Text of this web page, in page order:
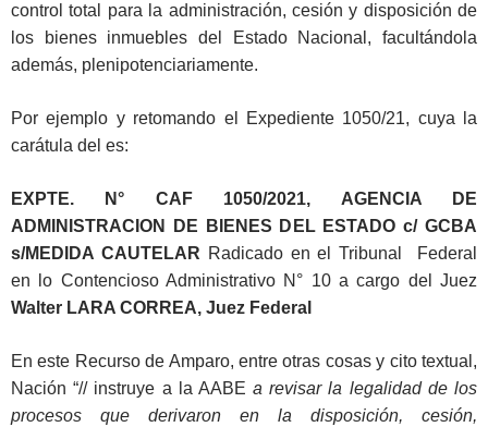
control total para la administración, cesión y disposición de
los bienes inmuebles del Estado Nacional, facultándola
además, plenipotenciariamente.
Por ejemplo y retomando el Expediente 1050/21, cuya la
carátula del es:
EXPTE. N° CAF 1050/2021, AGENCIA DE
ADMINISTRACION DE BIENES DEL ESTADO c/ GCBA
s/MEDIDA CAUTELAR Radicado en el Tribunal Federal
en lo Contencioso Administrativo N° 10 a cargo del Juez
Walter LARA CORREA, Juez Federal
En este Recurso de Amparo, entre otras cosas y cito textual,
Nación “// instruye a la AABE a revisar la legalidad de los
procesos que derivaron en la disposición, cesión,